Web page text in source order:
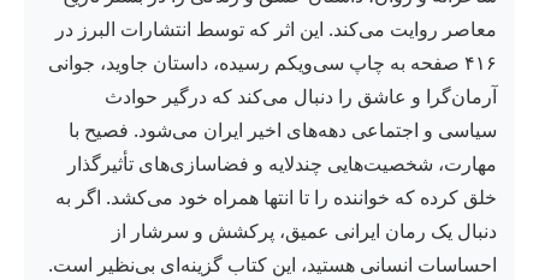
معاصر روایت می‌کند. این اثر که توسط انتشارات البرز در
۴۱۶ صفحه به چاپ سی‌ویکم رسیده، داستان جاوید، جوانی
آرمان‌گرا و عاشق را دنبال می‌کند که درگیر حوادث
سیاسی و اجتماعی دهه‌های اخیر ایران می‌شود. فصیح با
مهارت، شخصیت‌هایی چندلایه و فضاسازی‌های تأثیرگذار
خلق کرده که خواننده را تا انتها همراه خود می‌کشد. اگر به
دنبال یک رمان ایرانی عمیق، پرکشش و سرشار از
احساسات انسانی هستید، این کتاب گزینه‌ای بی‌نظیر است.